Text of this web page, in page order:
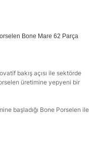
Bone Mare 62 Parça
bakış açısı ile sektörde
üretimine yepyeni bir
başladığı Bone Porselen ile